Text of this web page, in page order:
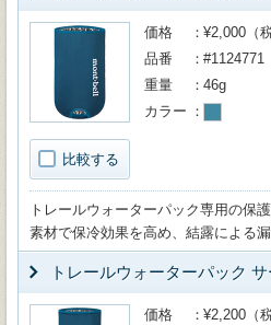
比較する
価格
¥2,000（
品番
#1124771
重量
46g
カラー
トレールウォーターパック専用の保
素材で保冷効果を高め、結露による漏
トレールウォーターパック
価格 ¥2,200（